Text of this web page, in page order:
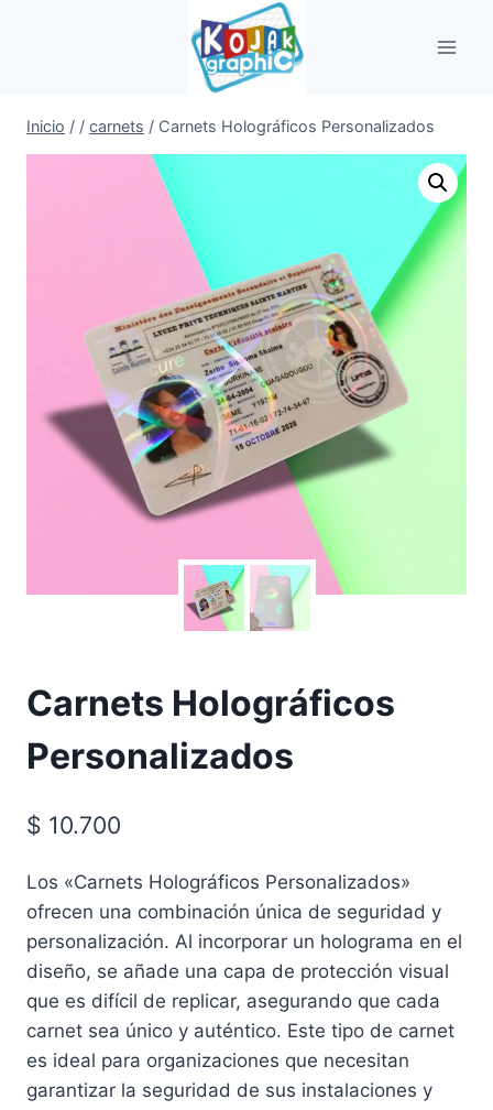
Inicio / / carnets / Carnets Holográficos Personalizados
Carnets Holográficos
Personalizados
$ 10.700
Los «Carnets Holográficos Personalizados»
ofrecen una combinación única de seguridad y
personalización. Al incorporar un holograma en el
diseño, se añade una capa de protección visual
que es difícil de replicar, asegurando que cada
carnet sea único y auténtico. Este tipo de carnet
es ideal para organizaciones que necesitan
garantizar la seguridad de sus instalaciones y